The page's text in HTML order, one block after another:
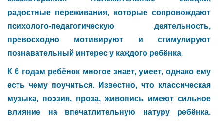
радостные переживания, которые сопровождают
психолого-педагогическую деятельность,
превосходно мотивируют и стимулируют
познавательный интерес у каждого ребёнка.
К 6 годам ребёнок многое знает, умеет, однако ему
есть чему поучиться. Известно, что классическая
музыка, поэзия, проза, живопись имеют сильное
влияние на впечатлительную натуру ребёнка.